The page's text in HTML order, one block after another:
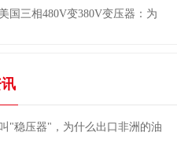
“最后一公里”
上“最后一公里”的保护
国三相480V变380V变压器：为
"稳压器"，为什么出口非洲的油